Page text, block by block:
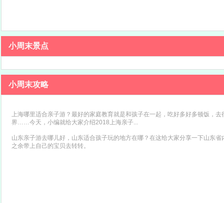
小周末景点
小周末攻略
上海哪里适合亲子游？最好的家庭教育就是和孩子在一起，吃好多好多顿饭，
界……今天，小编就给大家介绍2018上海亲子...
山东亲子游去哪儿好，山东适合孩子玩的地方在哪？在这给大家分享一下山东
之余带上自己的宝贝去转转。